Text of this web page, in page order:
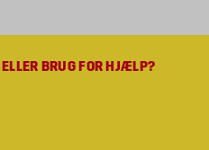
BRUG FOR HJÆLP?